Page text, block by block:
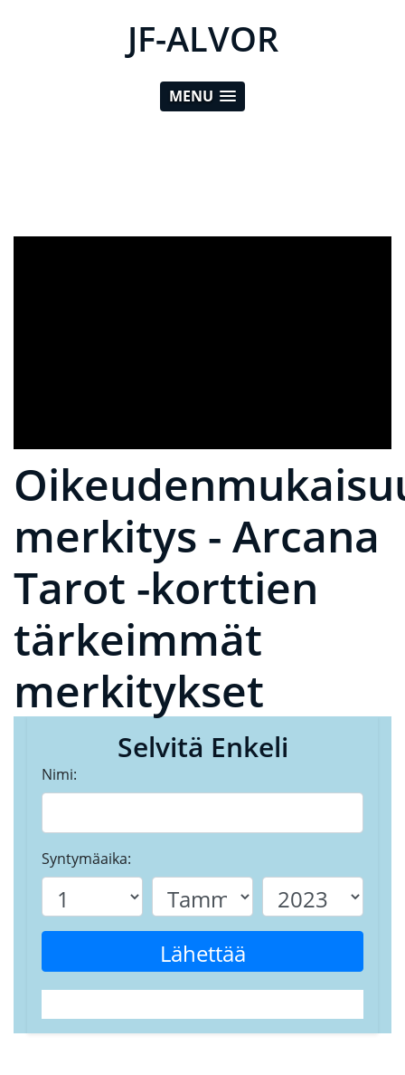
JF-ALVOR
MENU
merkitys - Arcana
Tarot -korttien
tärkeimmät
merkitykset
Selvitä Enkeli
Nimi:
Syntymäaika:
Lähettää